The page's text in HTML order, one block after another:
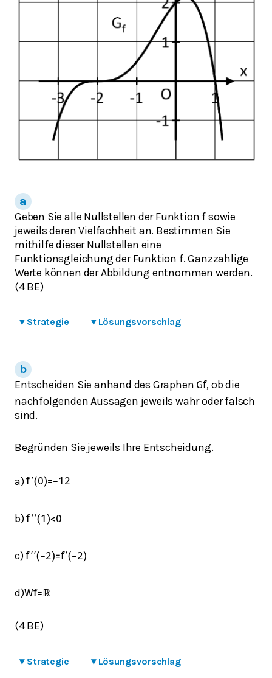
Geben Sie alle Nullstellen der Funktion f sowie
jeweils deren Vielfachheit an. Bestimmen Sie
mithilfe dieser Nullstellen eine
Funktionsgleichung der Funktion f. Ganzzahlige
Werte können der Abbildung entnommen werden.
(4 BE)
▾ Strategie ▾ Lösungsvorschlag
Entscheiden Sie anhand des Graphen Gf, ob die
nachfolgenden Aussagen jeweils wahr oder falsch
sind.
Begründen Sie jeweils Ihre Entscheidung.
a)f′(0)=−1 2
b)f′′(1 )<0
c)f′′(−2)=f′(−2)
d)Wf= ℝ
(4 BE)
▾ Strategie ▾ Lösungsvorschlag